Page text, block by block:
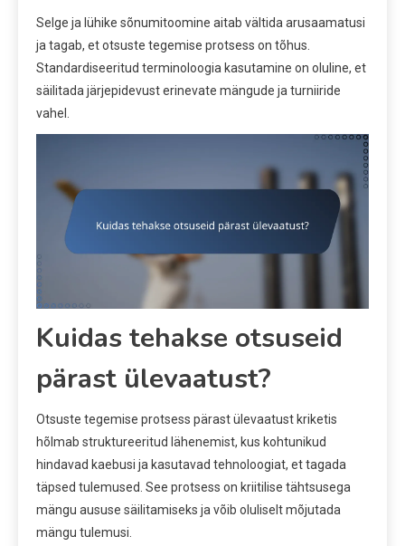
Selge ja lühike sõnumitoomine aitab vältida arusaamatusi
ja tagab, et otsuste tegemise protsess on tõhus.
Standardiseeritud terminoloogia kasutamine on oluline, et
säilitada järjepidevust erinevate mängude ja turniiride
vahel.
Kuidas tehakse otsuseid
pärast ülevaatust?
Otsuste tegemise protsess pärast ülevaatust kriketis
hõlmab struktureeritud lähenemist, kus kohtunikud
hindavad kaebusi ja kasutavad tehnoloogiat, et tagada
täpsed tulemused. See protsess on kriitilise tähtsusega
mängu aususe säilitamiseks ja võib oluliselt mõjutada
mängu tulemusi.